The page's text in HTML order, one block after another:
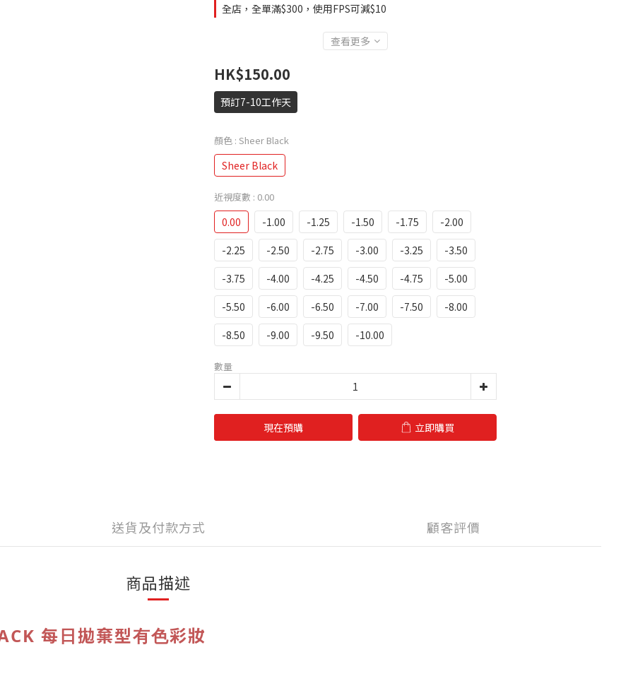
全店，全單滿$300，使用FPS可減$10
查看更多
HK$150.00
預訂7-10工作天
顏色 : Sheer Black
Sheer Black
近視度數 : 0.00
0.00 -1.00 -1.25 -1.50 -1.75
-2.00
-2.25
-2.50 -2.75 -3.00 -3.25
-3.50
-3.75
-4.00 -4.25 -4.50 -4.75
-5.00
-5.50
-6.00 -6.50 -7.00 -7.50
-8.00
-8.50
-9.00 -9.50 -10.00
數量
現在預購 立即購買
送貨及付款方式 顧客評價
商品描述
每日拋棄型有色彩妝